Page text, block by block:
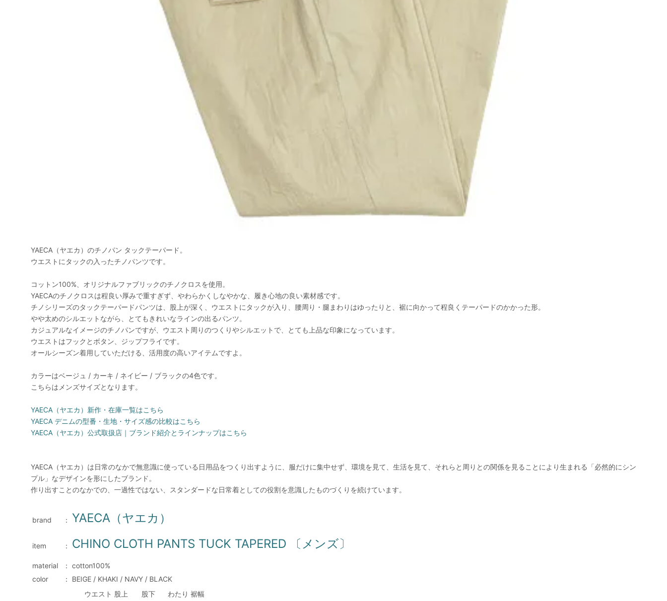
YAECA（ヤエカ）のチノパン タックテーパード。
ウエストにタックの入ったチノパンツです。
コットン100%、オリジナルファブリックのチノクロスを使用。
YAECAのチノクロスは程良い厚みで重すぎず、やわらかくしなやかな、履き心地の良い素材感です。
チノシリーズのタックテーパードパンツは、股上が深く、ウエストにタックが入り、腰周り・腿まわりはゆったりと、裾に向かって程良くテーパードのかかった形。
やや太めのシルエットながら、とてもきれいなラインの出るパンツ。
カジュアルなイメージのチノパンですが、ウエスト周りのつくりやシルエットで、とても上品な印象になっています。
ウエストはフックとボタン、ジップフライです。
オールシーズン着用していただける、活用度の高いアイテムですよ。
カラーはベージュ / カーキ / ネイビー / ブラックの4色です。
こちらはメンズサイズとなります。
YAECA（ヤエカ）新作・在庫一覧はこちら
YAECA デニムの型番・生地・サイズ感の比較はこちら
YAECA（ヤエカ）公式取扱店｜ブランド紹介とラインナップはこちら
YAECA（ヤエカ）は日常のなかで無意識に使っている日用品をつくり出すように、服だけに集中せず、環境を見て、生活を見て、それらと周りとの関係を見ることにより生まれる「必然的にシン
プル」なデザインを形にしたブランド。
作り出すことのなかでの、一過性ではない、スタンダードな日常着としての役割を意識したものづくりを続けています。
brand ： YAECA（ヤエカ）
item ： CHINO CLOTH PANTS TUCK TAPERED 〔メンズ〕
material ： cotton100%
color
： BEIGE / KHAKI / NAVY / BLACK
ウエスト 股上 股下 わたり 裾幅